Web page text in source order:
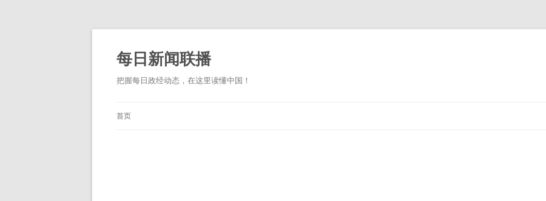
跳
正
文
每日新闻联播
把握每日政经动态，在这里读懂中国！
首页